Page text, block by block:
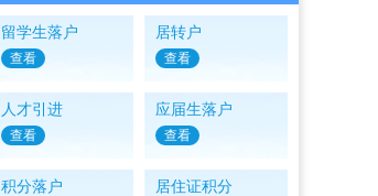
留学生落户
查看
居转户
查看
人才引进
查看
应届生落户
查看
积分落户 居住证积分